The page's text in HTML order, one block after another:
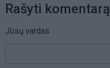
Rašyti komentarą
Jūsų vardas